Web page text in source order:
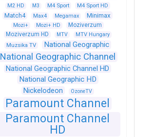
M2 HD
M3 M4 Sport M4 Sport HD
Match4 Max4 Megamax Minimax
Mozi+ Mozi+ HD
Moziverzum
Moziverzum HD
MTV MTV Hungary
Muzsika TV National Geographic
National Geographic Channel
National Geographic Channel HD
National Geographic HD
Nickelodeon
OzoneTV
Paramount Channel
Paramount Channel
HD